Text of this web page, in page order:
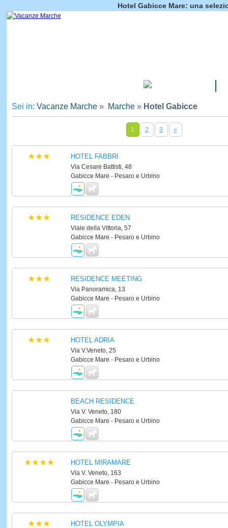
Hotel Gabicce Mare: una
Sei in: Vacanze Marche» Marche» Hotel Gabicce
1 2 3 »
HOTEL FABBRI
Via Cesare Battisti, 48
Gabicce Mare - Pesaro e Urbino
RESIDENCE EDEN
Viale della Vittoria, 57
Gabicce Mare - Pesaro e Urbino
RESIDENCE MEETING
Via Panoramica, 13
Gabicce Mare - Pesaro e Urbino
HOTEL ADRIA
Via V.Veneto, 25
Gabicce Mare - Pesaro e Urbino
BEACH RESIDENCE
Via V. Veneto, 180
Gabicce Mare - Pesaro e Urbino
HOTEL MIRAMARE
Via V. Veneto, 163
Gabicce Mare - Pesaro e Urbino
HOTEL OLYMPIA